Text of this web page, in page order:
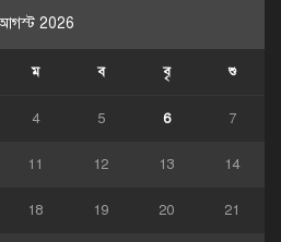
2026
ম ব বৃ শু
4 5 6 7
11 12 13 14
18 19 20 21